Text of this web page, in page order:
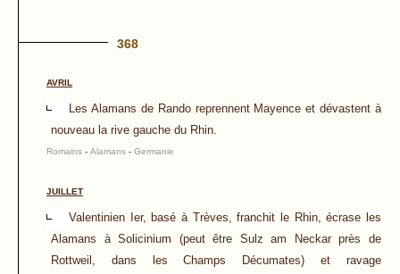
368
AVRIL
Les Alamans de Rando reprennent Mayence et dévastent à
nouveau la rive gauche du Rhin.
Romains - Alamans - Germanie
JUILLET
Valentinien Ier, basé à Trèves, franchit le Rhin, écrase les
Alamans à Solicinium (peut être Sulz am Neckar près de
Rottweil, dans les Champs Décumates) et ravage